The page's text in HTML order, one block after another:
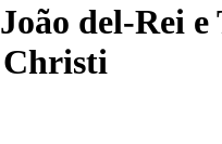
del-Rei
Christi